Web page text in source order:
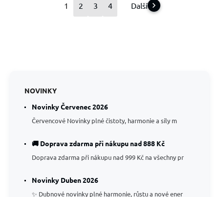
1 2 3 4 Další
NOVINKY
Novinky Červenec 2026
Červencové Novinky plné čistoty, harmonie a síly m
🚚 Doprava zdarma při nákupu nad 888 Kč
Doprava zdarma při nákupu nad 999 Kč na všechny pr
Novinky Duben 2026
✨ Dubnové novinky plné harmonie, růstu a nové ener